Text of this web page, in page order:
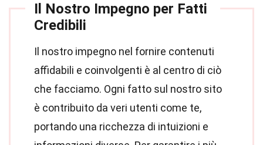
Il Nostro Impegno per Fatti
Credibili
Il nostro impegno nel fornire contenuti
affidabili e coinvolgenti è al centro di ciò
che facciamo. Ogni fatto sul nostro sito
è contribuito da veri utenti come te,
portando una ricchezza di intuizioni e